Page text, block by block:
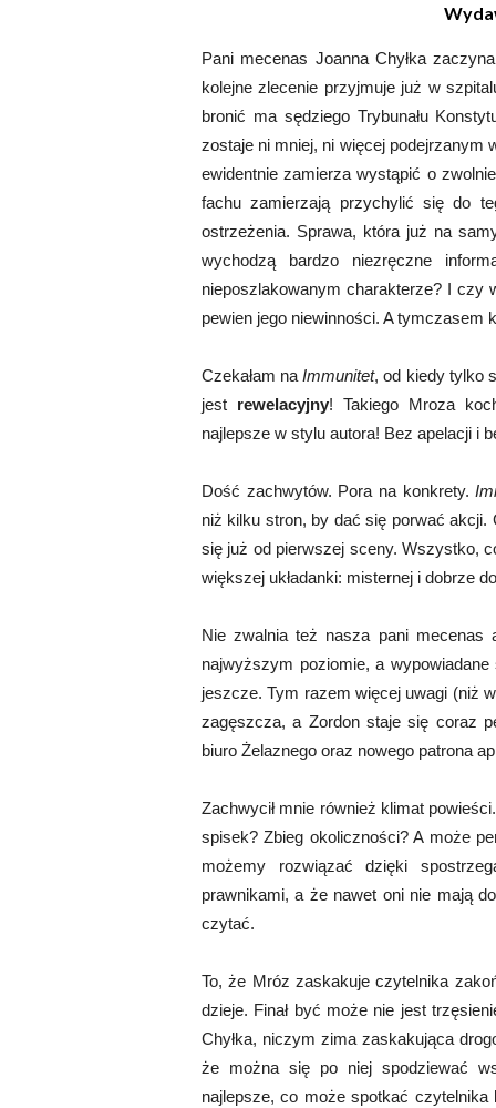
Pani mecenas Joanna Chyłka
kolejne zlecenie przyjmuje już w
bronić ma sędziego Trybunału
zostaje ni mniej, ni więcej podejrzanym
ewidentnie zamierza wystąpić o
fachu zamierzają przychylić się do
ostrzeżenia. Sprawa, która już na
wychodzą bardzo niezręczne
nieposzlakowanym charakterze? I czy
pewien jego niewinności. A
Czekałam naImmunitet, od kiedy tylko
jest rewelacyjny! Takiego Mroza
najlepsze w stylu autora! Bez apelacji i
Dość zachwytów. Pora na konkrety.
niż kilku stron, by dać się porwać akcji.
się już od pierwszej sceny. Wszystko,
większej układanki: misternej i dobrze
Nie zwalnia też nasza pani mecenas
najwyższym poziomie, a
jeszcze. Tym razem więcej uwagi (niż
zagęszcza, a Zordon staje się coraz
biuro Żelaznego oraz nowego patrona
Zachwycił mnie również klimat
spisek? Zbieg okoliczności? A może
możemy rozwiązać dzięki
prawnikami, a że nawet oni nie mają
czytać.
To, że Mróz zaskakuje czytelnika
dzieje. Finał być może nie jest
Chyłka, niczym zima zaskakująca
że można się po niej spodziewać
najlepsze, co może spotkać czytelnika